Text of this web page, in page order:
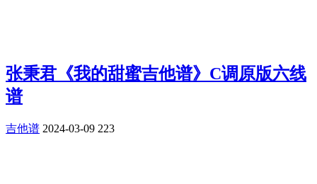
张秉君《我的甜蜜吉他谱》C调原版六线
谱
吉他谱 2024-03-09 223